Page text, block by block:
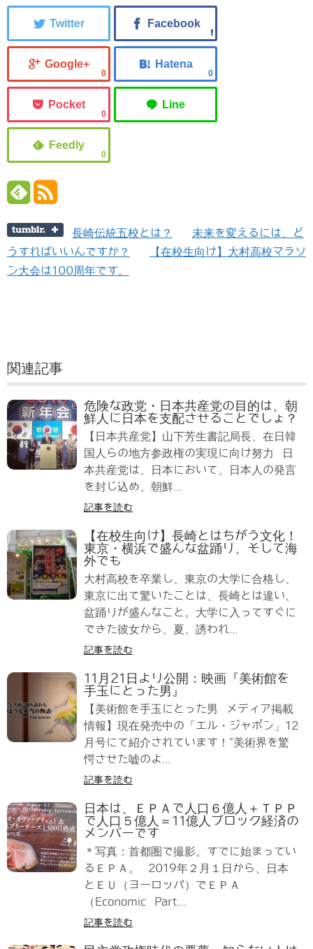
0 0
0
0
長崎伝統五校とは？
未来を変えるには、ど
うすればいいんですか？
【在校生向け】大村高校マラソ
ン大会は100周年です。
関連記事
危険な政党・日本共産党の目的は、朝
鮮人に日本を支配させることでしょ？
【日本共産党】山下芳生書記局長、在日韓
国人らの地方参政権の実現に向け努力 日
本共産党は、日本において、日本人の発言
を封じ込め、朝鮮...
記事を読む
【在校生向け】長崎とはちがう文化！
東京・横浜で盛んな盆踊り、そして海
外でも
大村高校を卒業し、東京の大学に合格し、
東京に出て驚いたことは、長崎とは違い、
盆踊りが盛んなこと。大学に入ってすぐに
できた彼女から、夏、誘われ...
記事を読む
11月21日より公開：映画『美術館を
手玉にとった男』
【美術館を手玉にとった男 メディア掲載
情報】現在発売中の「エル・ジャポン」12
月号にて紹介されています！"美術界を驚
愕させた嘘のよ...
記事を読む
日本は、ＥＰＡで人口６億人＋ＴＰＰ
で人口５億人＝11億人ブロック経済の
メンバーです
＊写真：首都圏で撮影。すでに始まってい
るＥＰＡ。 2019年２月１日から、日本
とＥＵ（ヨーロッパ）でＥＰＡ
（Economic Part...
記事を読む